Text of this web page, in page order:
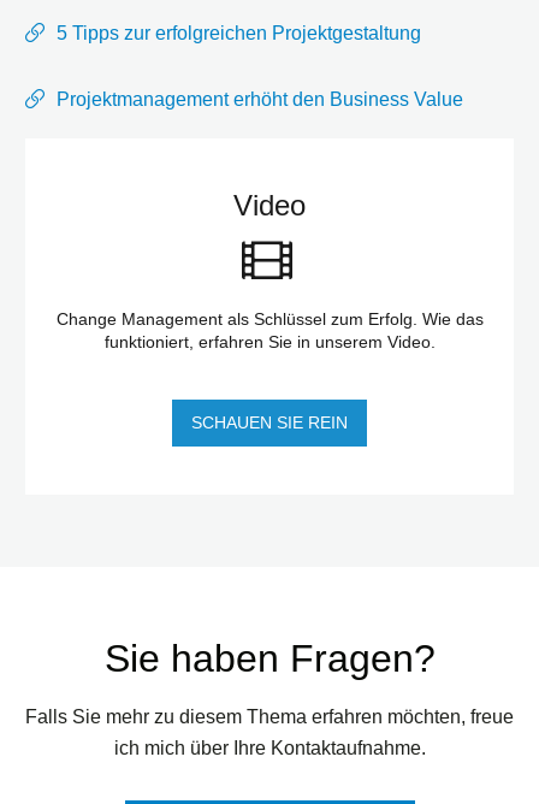
5 Tipps zur erfolgreichen Projektgestaltung
Projektmanagement erhöht den Business Value
Video
Change Management als Schlüssel zum Erfolg. Wie das
funktioniert, erfahren Sie in unserem Video.
SCHAUEN SIE REIN
Sie haben Fragen?
Falls Sie mehr zu diesem Thema erfahren möchten, freue
ich mich über Ihre Kontaktaufnahme.